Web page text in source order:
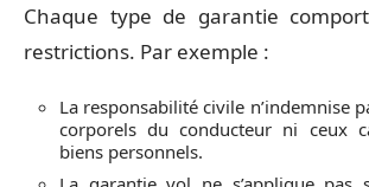
Chaque type de garantie
restrictions. Par exemple :
La responsabilité civile n’indemnise
corporels du conducteur ni ceux
biens personnels.